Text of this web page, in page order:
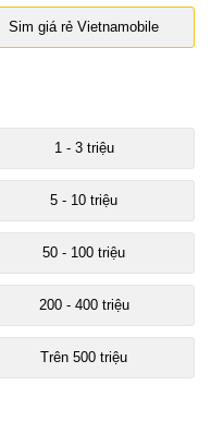
Sim giá rẻ Vietnamobile
1 - 3 triệu
5 - 10 triệu
50 - 100 triệu
200 - 400 triệu
Trên 500 triệu